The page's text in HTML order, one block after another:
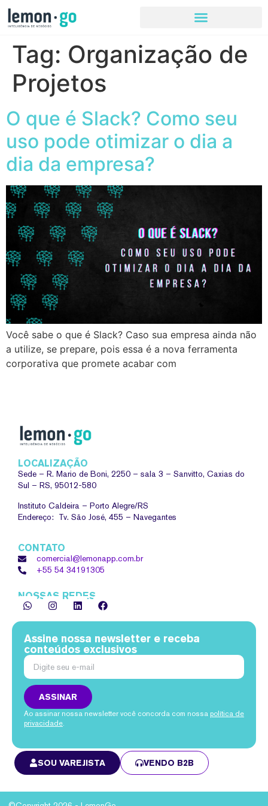
Tag: Organização de
Projetos
O que é Slack? Como seu
uso pode otimizar o dia a
dia da empresa?
Você sabe o que é Slack? Caso sua empresa ainda não
a utilize, se prepare, pois essa é a nova ferramenta
corporativa que promete acabar com
LOCALIZAÇÃO
Sede – R. Mario de Boni, 2250 – sala 3 – Sanvitto, Caxias do
Sul – RS, 95012-580
Instituto Caldeira – Porto Alegre/RS
Endereço: Tv. São José, 455 – Navegantes
CONTATO
comercial@lemonapp.com.br
+55 54 34191305
NOSSAS REDES
Assine nossa newsletter e receba
conteúdos exclusivos
ASSINAR
Ao assinar nossa newsletter você concorda com nossa política de
privacidade.
SOU VAREJISTA VENDO B2B